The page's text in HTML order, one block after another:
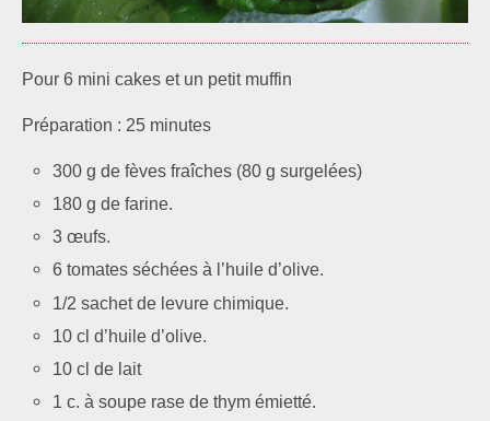
Pour 6 mini cakes et un petit muffin
Préparation : 25 minutes
300 g de fèves fraîches (80 g surgelées)
180 g de farine.
3 œufs.
6 tomates séchées à l’huile d’olive.
1/2 sachet de levure chi­mique.
10 cl d’huile d’olive.
10 cl de lait
1 c. à soupe rase de thym émietté.